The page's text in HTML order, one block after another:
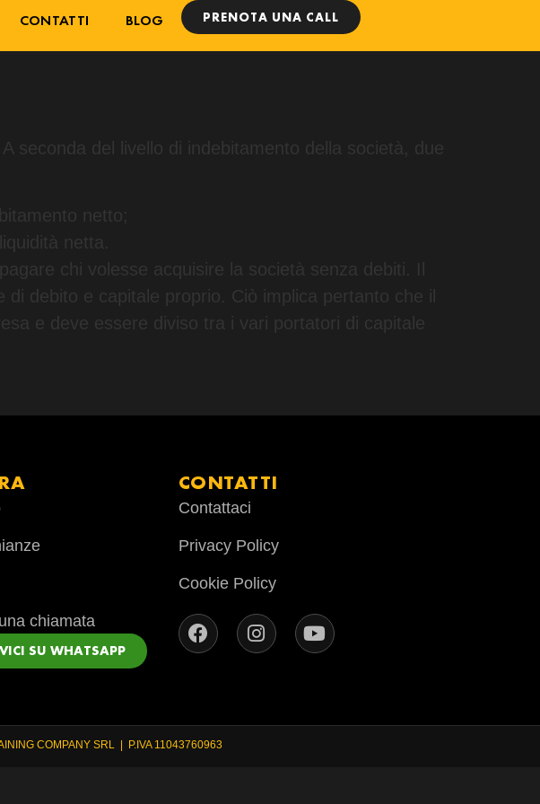
CONTATTI BLOG PRENOTA UNA CALL
seconda del livello di indebitamento della società, due
netto;
netta.
chi volesse acquisire la società senza debiti. Il
debito e capitale proprio. Ciò implica pertanto che il
e deve essere diviso tra i vari portatori di capitale
chiamata
SU WHATSAPP
CONTATTI
Contattaci
Privacy Policy
Cookie Policy
COMPANY SRL | P.IVA 11043760963